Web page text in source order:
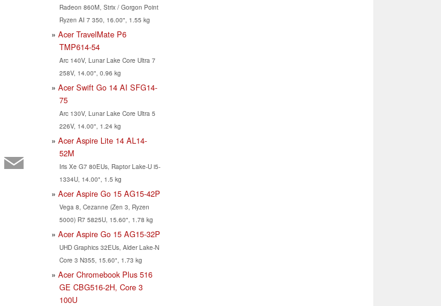
Radeon 860M, Strix / Gorgon Point
Ryzen AI 7 350, 16.00", 1.55 kg
Acer TravelMate P6
TMP614-54
Arc 140V, Lunar Lake Core Ultra 7
258V, 14.00", 0.96 kg
Acer Swift Go 14 AI SFG14-
75
Arc 130V, Lunar Lake Core Ultra 5
226V, 14.00", 1.24 kg
Acer Aspire Lite 14 AL14-
52M
Iris Xe G7 80EUs, Raptor Lake-U i5-
1334U, 14.00", 1.5 kg
Acer Aspire Go 15 AG15-42P
Vega 8, Cezanne (Zen 3, Ryzen
5000) R7 5825U, 15.60", 1.78 kg
Acer Aspire Go 15 AG15-32P
UHD Graphics 32EUs, Alder Lake-N
Core 3 N355, 15.60", 1.73 kg
Acer Chromebook Plus 516
GE CBG516-2H, Core 3
100U